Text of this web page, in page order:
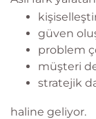
güven
problem
müşteri
stratejik
haline geliyor.